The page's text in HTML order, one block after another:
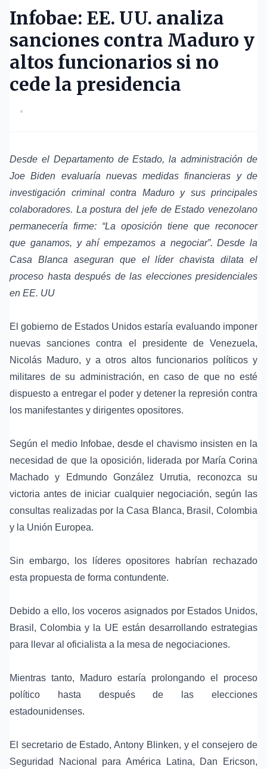
Infobae: EE. UU. analiza
sanciones contra Maduro y
altos funcionarios si no
cede la presidencia
•
Desde el Departamento de Estado, la administración de
Joe Biden evaluaría nuevas medidas financieras y de
investigación criminal contra Maduro y sus principales
colaboradores. La postura del jefe de Estado venezolano
permanecería firme: “La oposición tiene que reconocer
que ganamos, y ahí empezamos a negociar”. Desde la
Casa Blanca aseguran que el líder chavista dilata el
proceso hasta después de las elecciones presidenciales
en EE. UU
El gobierno de Estados Unidos estaría evaluando imponer
nuevas sanciones contra el presidente de Venezuela,
Nicolás Maduro, y a otros altos funcionarios políticos y
militares de su administración, en caso de que no esté
dispuesto a entregar el poder y detener la represión contra
los manifestantes y dirigentes opositores.
Según el medio Infobae, desde el chavismo insisten en la
necesidad de que la oposición, liderada por María Corina
Machado y Edmundo González Urrutia, reconozca su
victoria antes de iniciar cualquier negociación, según las
consultas realizadas por la Casa Blanca, Brasil, Colombia
y la Unión Europea.
Sin embargo, los líderes opositores habrían rechazado
esta propuesta de forma contundente.
Debido a ello, los voceros asignados por Estados Unidos,
Brasil, Colombia y la UE están desarrollando estrategias
para llevar al oficialista a la mesa de negociaciones.
Mientras tanto, Maduro estaría prolongando el proceso
político hasta después de las elecciones
estadounidenses.
El secretario de Estado, Antony Blinken, y el consejero de
Seguridad Nacional para América Latina, Dan Ericson,